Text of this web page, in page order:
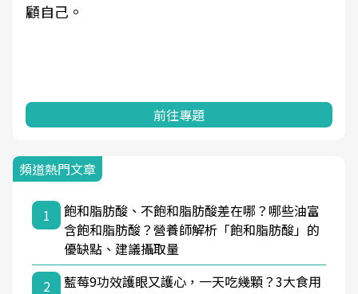
顧自己。
前往專題
頻道熱門文章
1
飽和脂肪酸、不飽和脂肪酸差在哪？哪些油富
含飽和脂肪酸？營養師解析「飽和脂肪酸」的
優缺點、建議攝取量
2
藍莓9功效護眼又護心，一天吃幾顆？3大食用